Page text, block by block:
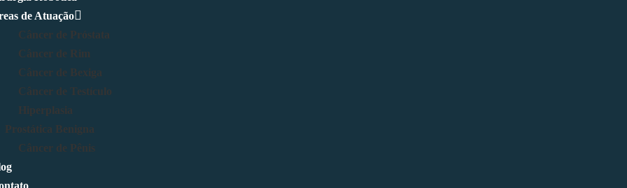
de Atuação
Câncer de Próstata
Câncer de Rim
Câncer de Bexiga
Câncer de Testículo
Hiperplasia
Prostática Benigna
Câncer de Pênis